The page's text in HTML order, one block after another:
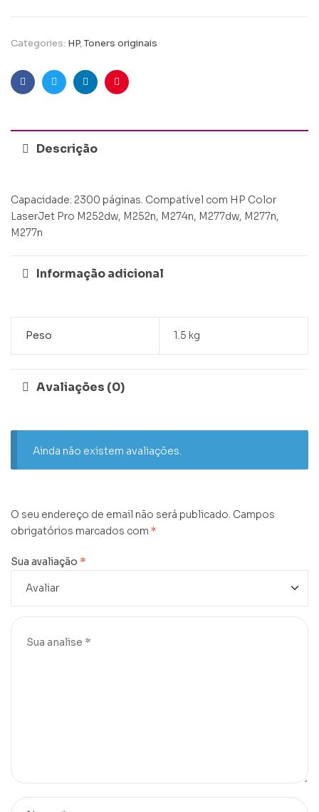
Categories: HP,Toners originais
FacebookTwitterLinkedinPinterest
Descrição
Capacidade: 2300 páginas. Compatível com HP Color
LaserJet Pro M252dw, M252n, M274n, M277dw, M277n,
M277n
Informação adicional
Peso 1.5 kg
Avaliações (0)
Ainda não existem avaliações.
O seu endereço de email não será publicado. Campos
obrigatórios marcados com *
Sua avaliação *